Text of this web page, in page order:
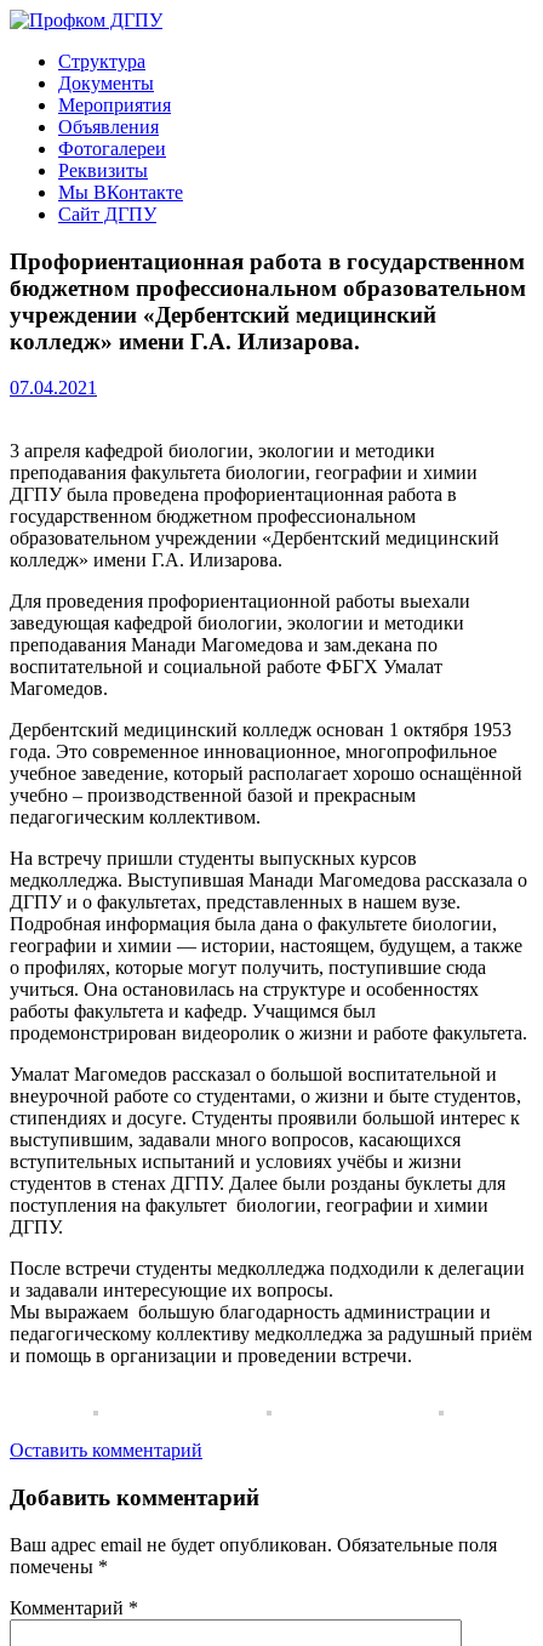
Перейти
содержимому
Профком ДГПУ
Официальный сайт профсоюзной организации
Структура
Документы
Мероприятия
Объявления
Фотогалереи
Реквизиты
Мы ВКонтакте
Сайт ДГПУ
Профориентационная работа в государственном
бюджетном профессиональном образовательном
учреждении «Дербентский медицинский
колледж» имени Г.А. Илизарова.
07.04.2021
3 апреля кафедрой биологии, экологии и методики
преподавания факультета биологии, географии и химии
ДГПУ была проведена профориентационная работа в
государственном бюджетном профессиональном
образовательном учреждении «Дербентский медицинский
колледж» имени Г.А. Илизарова.
Для проведения профориентационной работы выехали
заведующая кафедрой биологии, экологии и методики
преподавания Манади Магомедова и зам.декана по
воспитательной и социальной работе ФБГХ Умалат
Магомедов.
Дербентский медицинский колледж основан 1 октября 1953
года. Это современное инновационное, многопрофильное
учебное заведение, который располагает хорошо оснащённой
учебно – производственной базой и прекрасным
педагогическим коллективом.
На встречу пришли студенты выпускных курсов
медколледжа. Выступившая Манади Магомедова рассказала о
ДГПУ и о факультетах, представленных в нашем вузе.
Подробная информация была дана о факультете биологии,
географии и химии — истории, настоящем, будущем, а также
о профилях, которые могут получить, поступившие сюда
учиться. Она остановилась на структуре и особенностях
работы факультета и кафедр. Учащимся был
продемонстрирован видеоролик о жизни и работе факультета.
Умалат Магомедов рассказал о большой воспитательной и
внеурочной работе со студентами, о жизни и быте студентов,
стипендиях и досуге. Студенты проявили большой интерес к
выступившим, задавали много вопросов, касающихся
вступительных испытаний и условиях учёбы и жизни
студентов в стенах ДГПУ. Далее были розданы буклеты для
поступления на факультет биологии, географии и химии
ДГПУ.
После встречи студенты медколледжа подходили к делегации
и задавали интересующие их вопросы.
Мы выражаем большую благодарность администрации и
педагогическому коллективу медколледжа за радушный приём
и помощь в организации и проведении встречи.
Оставить комментарий
Добавить комментарий
Ваш адрес email не будет опубликован. Обязательные поля
помечены *
Комментарий *